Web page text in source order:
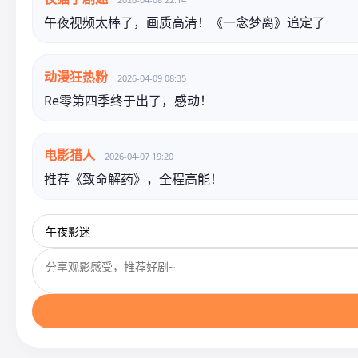
午夜视频太棒了，画质高清！《一念梦离》追定了
动漫狂热粉 2026-04-09 08:35
Re零第四季终于出了，感动！
电影猎人 2026-04-07 19:20
推荐《致命解药》，全程高能！